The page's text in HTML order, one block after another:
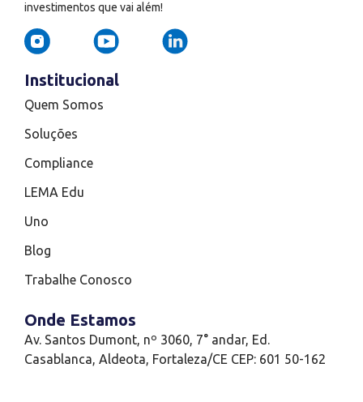
investimentos que vai além!
Institucional
Quem Somos
Soluções
Compliance
LEMA Edu
Uno
Blog
Trabalhe Conosco
Onde Estamos
Av. Santos Dumont, nº 3060, 7° andar, Ed.
Casablanca, Aldeota, Fortaleza/CE CEP: 601 50-162